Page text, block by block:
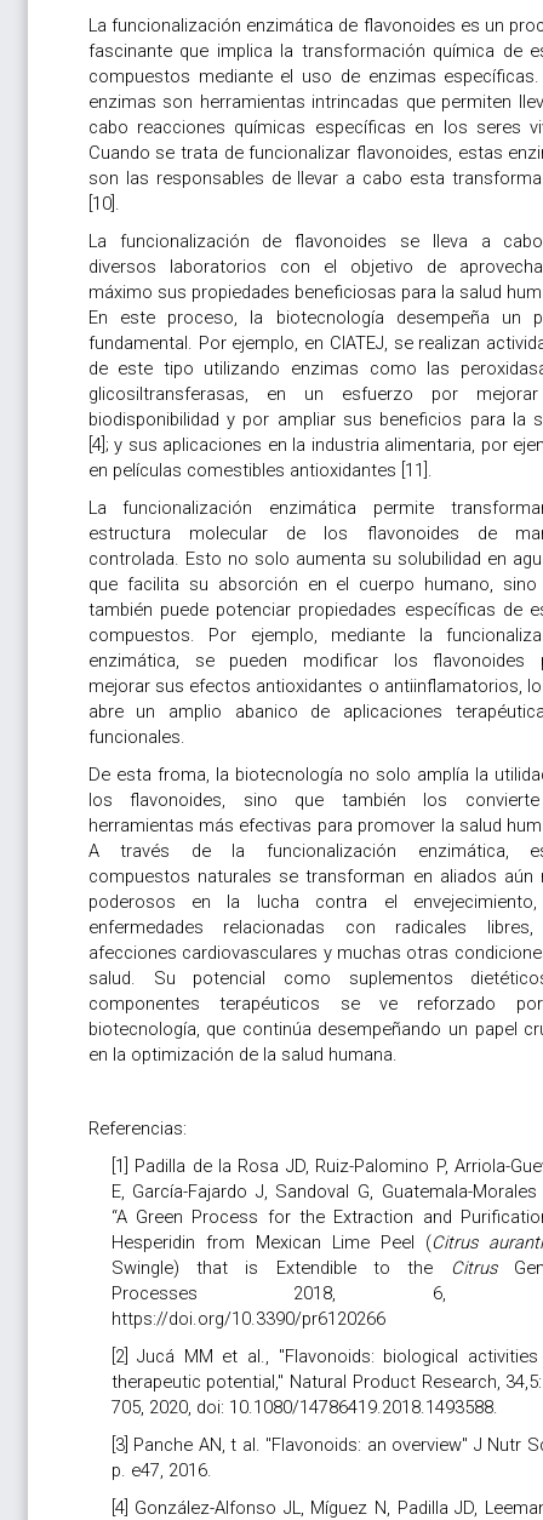
La funcionalización enzimática de flavonoides es un
fascinante que implica la transformación química de
compuestos mediante el uso de enzimas
enzimas son herramientas intrincadas que permiten
cabo reacciones químicas específicas en los seres
Cuando se trata de funcionalizar flavonoides, estas
son las responsables de llevar a cabo esta
[10].
La funcionalización de flavonoides se lleva a
diversos laboratorios con el objetivo de
máximo sus propiedades beneficiosas para la salud
En este proceso, la biotecnología desempeña un
fundamental. Por ejemplo, en CIATEJ, se realizan
de este tipo utilizando enzimas como las
glicosiltransferasas, en un esfuerzo por
biodisponibilidad y por ampliar sus beneficios para la
[4]; y sus aplicaciones en la industria alimentaria, por
en películas comestibles antioxidantes [11].
La funcionalización enzimática permite
estructura molecular de los flavonoides de
controlada. Esto no solo aumenta su solubilidad en
que facilita su absorción en el cuerpo humano, sino
también puede potenciar propiedades específicas de
compuestos. Por ejemplo, mediante la
enzimática, se pueden modificar los flavonoides
mejorar sus efectos antioxidantes o antiinflamatorios,
abre un amplio abanico de aplicaciones
funcionales.
De esta froma, la biotecnología no solo amplía la
los flavonoides, sino que también los
herramientas más efectivas para promover la salud
A través de la funcionalización enzimática,
compuestos naturales se transforman en aliados aún
poderosos en la lucha contra el
enfermedades relacionadas con radicales
afecciones cardiovasculares y muchas otras
salud. Su potencial como suplementos
componentes terapéuticos se ve reforzado
biotecnología, que continúa desempeñando un papel
en la optimización de la salud humana.
Referencias:
[1] Padilla de la Rosa JD, Ruiz-Palomino P, Arriola-
E, García-Fajardo J, Sandoval G, Guatemala-Morales
“A Green Process for the Extraction and
Hesperidin from Mexican Lime Peel (Citrus
Swingle) that is Extendible to the
Citrus
Processes 2018, 6,
https://doi.org/10.3390/pr6120266
[2] Jucá MM et al., "Flavonoids: biological
therapeutic potential," Natural Product Research,
705, 2020, doi: 10.1080/14786419.2018.1493588.
[3] Panche AN, t al. "Flavonoids: an overview" J Nutr
p. e47, 2016.
[4] González-Alfonso JL, Míguez N, Padilla JD,